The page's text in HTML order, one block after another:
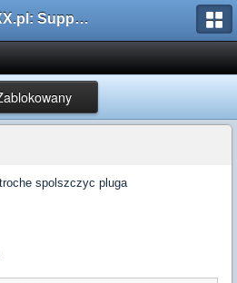
AMXX.pl: Support AMX Mod X i SourceMod
spolszczyc pluga